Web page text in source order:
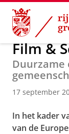
Skip
Content
Skip
Navigation
Over ons
Film &
Duurzame
17 september
In het kader
van de